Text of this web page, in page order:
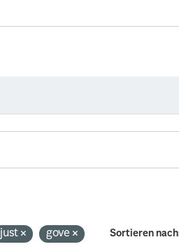
Sortieren nach
just
gove